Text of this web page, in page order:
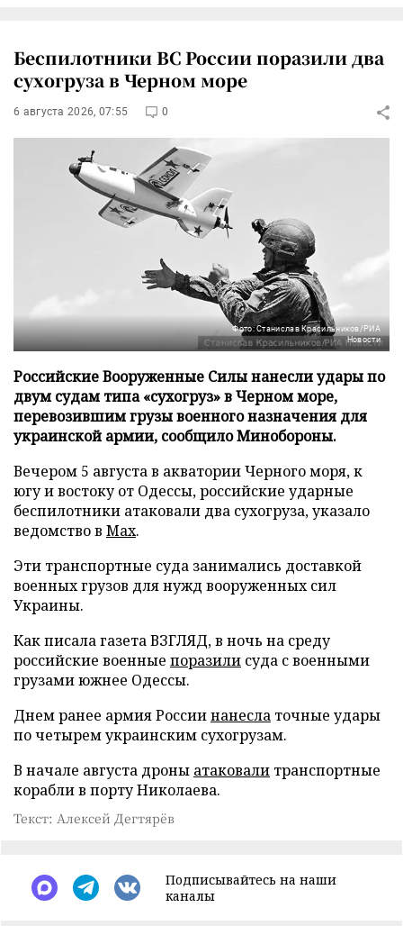
Беспилотники ВС России поразили два
сухогруза в Черном море
6 августа 2026, 07:55 0
Фото: Станислав Красильников/РИА
Новости
Российские Вооруженные Силы нанесли удары по
двум судам типа «сухогруз» в Черном море,
перевозившим грузы военного назначения для
украинской армии, сообщило Минобороны.
Вечером 5 августа в акватории Черного моря, к
югу и востоку от Одессы, российские ударные
беспилотники атаковали два сухогруза, указало
ведомство в Max.
Эти транспортные суда занимались доставкой
военных грузов для нужд вооруженных сил
Украины.
Как писала газета ВЗГЛЯД, в ночь на среду
российские военные поразили суда с военными
грузами южнее Одессы.
Днем ранее армия Россиинанесла точные удары
по четырем украинским сухогрузам.
В начале августа дроны атаковали транспортные
корабли в порту Николаева.
Текст: Алексей Дегтярёв
Подписывайтесь на наши
каналы